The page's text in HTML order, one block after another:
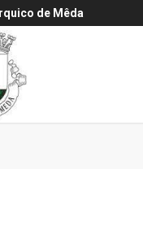
de Mêda